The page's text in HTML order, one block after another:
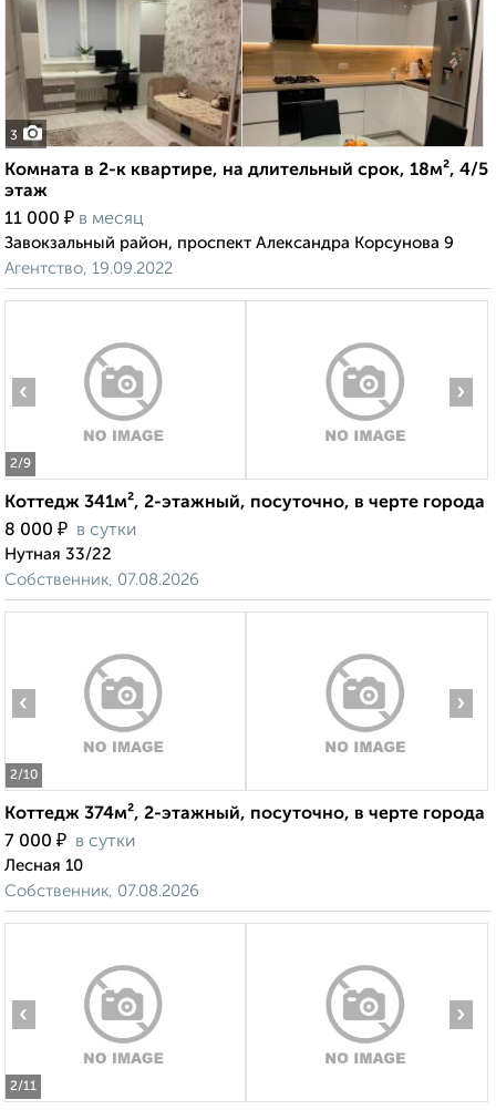
3
Комната в 2-к квартире, на длительный срок, 18м², 4/5
этаж
11 000 ₽ в месяц
Завокзальный район, проспект Александра Корсунова 9
Агентство, 19.09.2022
2/9
‹ ›
Коттедж 341м², 2-этажный, посуточно, в черте города
8 000 ₽ в сутки
Нутная 33/22
Собственник, 07.08.2026
2/10
‹ ›
Коттедж 374м², 2-этажный, посуточно, в черте города
7 000 ₽ в сутки
Лесная 10
Собственник, 07.08.2026
2/11
‹ ›